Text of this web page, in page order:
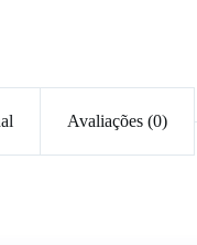
Avaliações (0)